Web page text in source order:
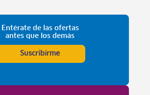
Entérate de las ofertas
antes que los demás
Suscribirme